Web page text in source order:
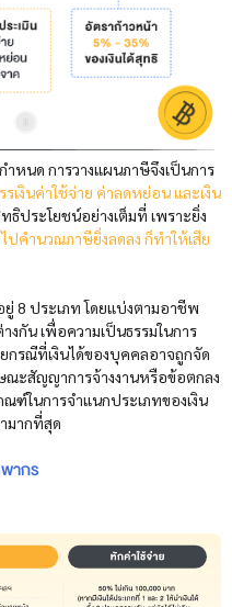
หนด การวางแผนภาษีจึงเป็นการ
รเงินค่าใช้จ่าย ค่าลดหย่อน และเงิน
ประโยชน์อย่างเต็มที่ เพราะยิ่ง
ปคำนวณภาษียิ่งลดลง ก็ทำให้เสีย
8 ประเภท โดยแบ่งตามอาชีพ
กัน เพื่อความเป็นธรรมในการ
รณีที่เงินได้ของบุคคลอาจถูกจัด
ณะสัญญาการจ้างงานหรือข้อตกลง
ณฑ์ในการจำแนกประเภทของเงิน
มากที่สุด
ากร